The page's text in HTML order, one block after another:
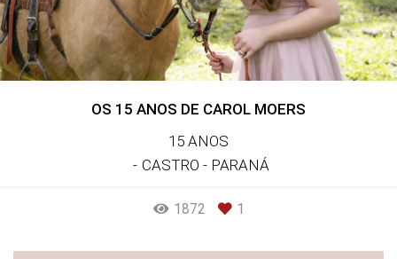
OS 15 ANOS DE CAROL MOERS
15 ANOS
CASTRO - PARANÁ
1872 1